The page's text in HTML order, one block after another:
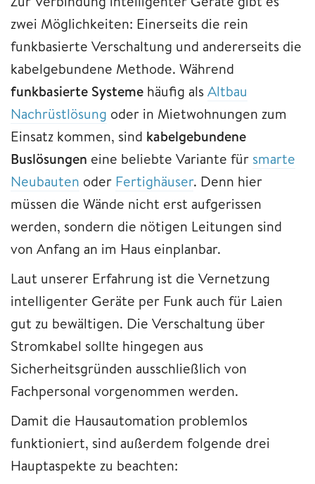
zwei Möglichkeiten: Einerseits die rein
funkbasierte Verschaltung und andererseits die
kabelgebundene Methode. Während
funkbasierte Systeme häufig alsAltbau
Nachrüstlösung oder in Mietwohnungen zum
Einsatz kommen, sind kabelgebundene
Buslösungen eine beliebte Variante für smarte
Neubauten oder Fertighäuser. Denn hier
müssen die Wände nicht erst aufgerissen
werden, sondern die nötigen Leitungen sind
von Anfang an im Haus einplanbar.
Laut unserer Erfahrung ist die Vernetzung
intelligenter Geräte per Funk auch für Laien
gut zu bewältigen. Die Verschaltung über
Stromkabel sollte hingegen aus
Sicherheitsgründen ausschließlich von
Fachpersonal vorgenommen werden.
Damit die Hausautomation problemlos
funktioniert, sind außerdem folgende drei
Hauptaspekte zu beachten: